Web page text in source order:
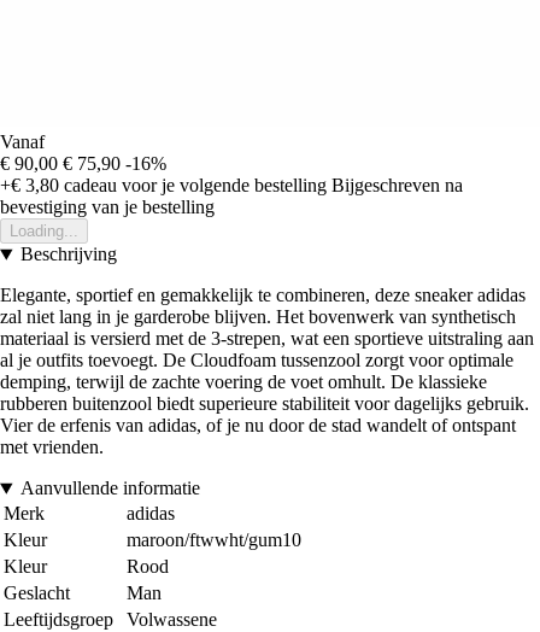
Vanaf
€ 90,00 € 75,90 -16%
+€ 3,80 cadeau voor je volgende bestelling Bijgeschreven na
bevestiging van je bestelling
Loading...
Beschrijving
Elegante, sportief en gemakkelijk te combineren, deze sneaker adidas
zal niet lang in je garderobe blijven. Het bovenwerk van synthetisch
materiaal is versierd met de 3-strepen, wat een sportieve uitstraling aan
al je outfits toevoegt. De Cloudfoam tussenzool zorgt voor optimale
demping, terwijl de zachte voering de voet omhult. De klassieke
rubberen buitenzool biedt superieure stabiliteit voor dagelijks gebruik.
Vier de erfenis van adidas, of je nu door de stad wandelt of ontspant
met vrienden.
Aanvullende informatie
Merk
adidas
Kleur
maroon/ftwwht/gum10
Kleur
Rood
Geslacht
Man
Leeftijdsgroep
Volwassene